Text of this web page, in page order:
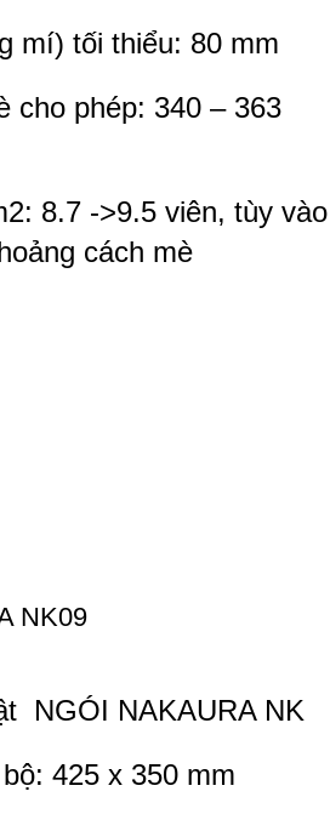
mí) tối thiểu: 80 mm
cho phép: 340 – 363
8.7 ->9.5 viên, tùy vào
cách mè
NK09
NGÓI NAKAURA NK
425 x 350 mm